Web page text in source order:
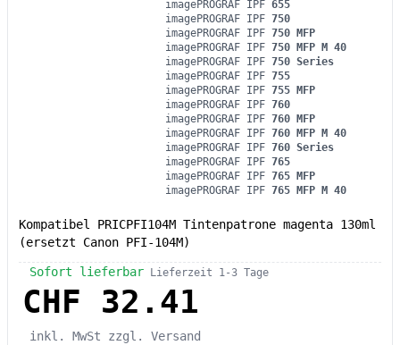
imagePROGRAF IPF 655
imagePROGRAF IPF 750
imagePROGRAF IPF 750 MFP
imagePROGRAF IPF 750 MFP M 40
imagePROGRAF IPF 750 Series
imagePROGRAF IPF 755
imagePROGRAF IPF 755 MFP
imagePROGRAF IPF 760
imagePROGRAF IPF 760 MFP
imagePROGRAF IPF 760 MFP M 40
imagePROGRAF IPF 760 Series
imagePROGRAF IPF 765
imagePROGRAF IPF 765 MFP
imagePROGRAF IPF 765 MFP M 40
Kompatibel PRICPFI104M Tintenpatrone magenta 130ml
(ersetzt Canon PFI-104M)
Sofort lieferbar Lieferzeit 1-3 Tage
CHF 32.41
inkl. MwSt
zzgl. Versand